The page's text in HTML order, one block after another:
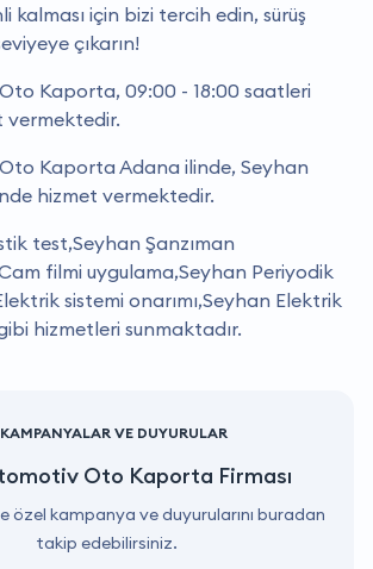
kalması için bizi tercih edin, sürüş
çıkarın!
Kaporta, 09:00 - 18:00 saatleri
vermektedir.
Kaporta Adana ilinde, Seyhan
hizmet vermektedir.
test,Seyhan Şanzıman
filmi uygulama,Seyhan Periyodik
sistemi onarımı,Seyhan Elektrik
hizmetleri sunmaktadır.
KAMPANYALAR VE DUYURULAR
Oto Kaporta Firması
özel kampanya ve duyurularını buradan
takip edebilirsiniz.